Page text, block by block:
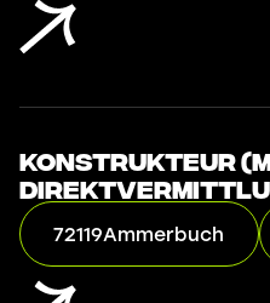
Konstrukteur
72119Ammerbuch